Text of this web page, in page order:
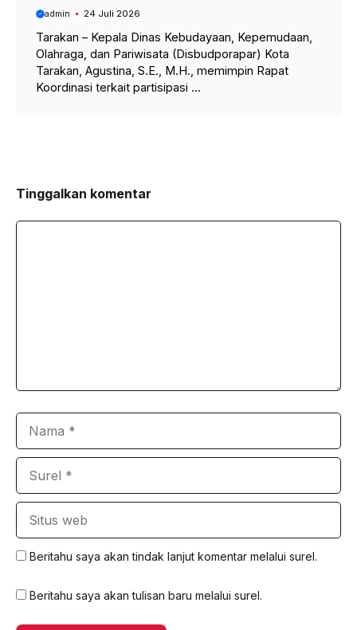
admin 24 Juli 2026
Tarakan – Kepala Dinas Kebudayaan, Kepemudaan,
Olahraga, dan Pariwisata (Disbudporapar) Kota
Tarakan, Agustina, S.E., M.H., memimpin Rapat
Koordinasi terkait partisipasi ...
Tinggalkan komentar
Beritahu saya akan tindak lanjut komentar melalui surel.
Beritahu saya akan tulisan baru melalui surel.